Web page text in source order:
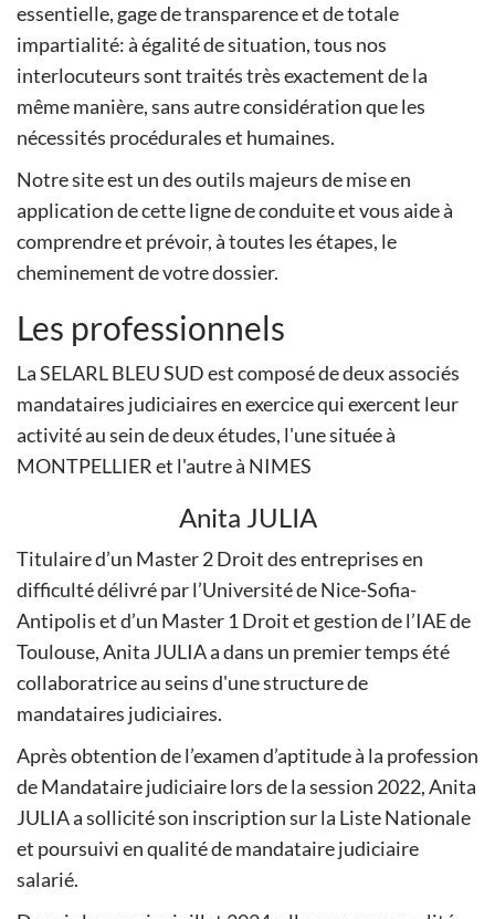
essentielle, gage de transparence et de totale
impartialité: à égalité de situation, tous nos
interlocuteurs sont traités très exactement de la
même manière, sans autre considération que les
nécessités procédurales et humaines.
Notre site est un des outils majeurs de mise en
application de cette ligne de conduite et vous aide à
comprendre et prévoir, à toutes les étapes, le
cheminement de votre dossier.
Les professionnels
La SELARL BLEU SUD est composé de deux associés
mandataires judiciaires en exercice qui exercent leur
activité au sein de deux études, l'une située à
MONTPELLIER et l'autre à NIMES
Anita JULIA
Titulaire d’un Master 2 Droit des entreprises en
difficulté délivré par l’Université de Nice-Sofia-
Antipolis et d’un Master 1 Droit et gestion de l’IAE de
Toulouse, Anita JULIA a dans un premier temps été
collaboratrice au seins d'une structure de
mandataires judiciaires.
Après obtention de l’examen d’aptitude à la profession
de Mandataire judiciaire lors de la session 2022, Anita
JULIA a sollicité son inscription sur la Liste Nationale
et poursuivi en qualité de mandataire judiciaire
salarié.